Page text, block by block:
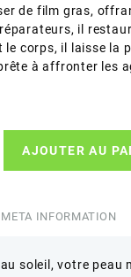
de film gras,
réparateurs, il
le corps, il laisse la
à affronter les
AJOUTER AU
META INFORMATION
soleil, votre